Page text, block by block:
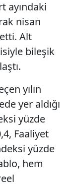
ayındaki
nisan
Alt
bileşik
yılın
yer aldığı
yüzde
Faaliyet
yüzde
hem